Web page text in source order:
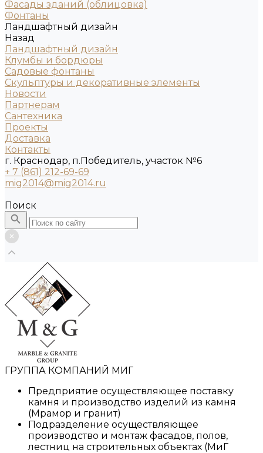
Фасады зданий (облицовка)
Фонтаны
Ландшафтный дизайн
Назад
Ландшафтный дизайн
Клумбы и бордюры
Садовые фонтаны
Скульптуры и декоративные элементы
Новости
Партнерам
Сантехника
Проекты
Доставка
Контакты
г. Краснодар, п.Победитель, участок №6
+ 7 (861) 212-69-69
mig2014@mig2014.ru
Поиск
ГРУППА КОМПАНИЙ МИГ
Предприятие осуществляющее поставку
камня и производство изделий из камня
(Мрамор и гранит)
Подразделение осуществляющее
производство и монтаж фасадов, полов,
лестниц на строительных объектах (МиГ